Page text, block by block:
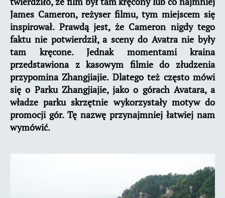
James Cameron, reżyser filmu, tym miejscem się
inspirował. Prawdą jest, że Cameron nigdy tego
faktu nie potwierdził, a sceny do Avatra nie były
tam kręcone. Jednak momentami kraina
przedstawiona z kasowym filmie do złudzenia
przypomina Zhangjiajie. Dlatego też często mówi
się o Parku Zhangjiajie, jako o górach Avatara, a
władze parku skrzętnie wykorzystały motyw do
promocji gór. Tę nazwę przynajmniej łatwiej nam
wymówić.